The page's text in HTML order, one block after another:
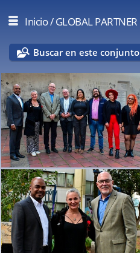
Inicio/GLOBAL PARTNER
Buscar en este conjunto